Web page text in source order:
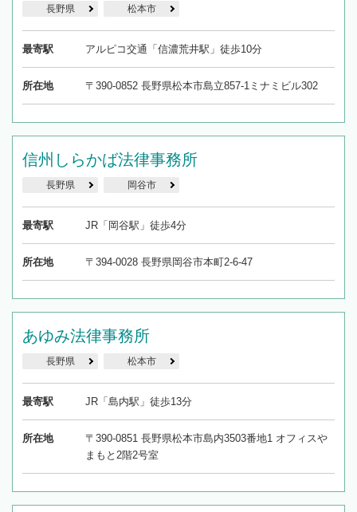
長野県 松本市
最寄駅 アルピコ交通「信濃荒井駅」徒歩10分
所在地 〒390-0852 長野県松本市島立857-1ミナミビル302
信州しらかば法律事務所
長野県 岡谷市
最寄駅 JR「岡谷駅」徒歩4分
所在地 〒394-0028 長野県岡谷市本町2-6-47
あゆみ法律事務所
長野県 松本市
最寄駅 JR「島内駅」徒歩13分
所在地
〒390-0851 長野県松本市島内3503番地1 オフィスや
まもと2階2号室